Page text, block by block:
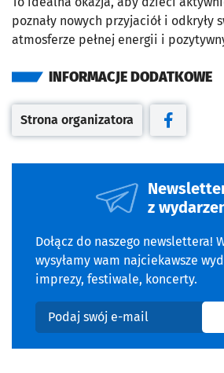
poznały nowych przyjaciół i odkryły
atmosferze pełnej energii i
INFORMACJE DODATKOWE
Otwiera się w nowej karcie
Strona organizatora
Otwiera
z
Dołącz do naszego newslettera!
wysyłamy wam najciekawsze
imprezy, festiwale, koncerty.
Podaj swój e-mail